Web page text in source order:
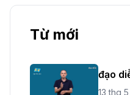
Từ mới
đạo
13 thg